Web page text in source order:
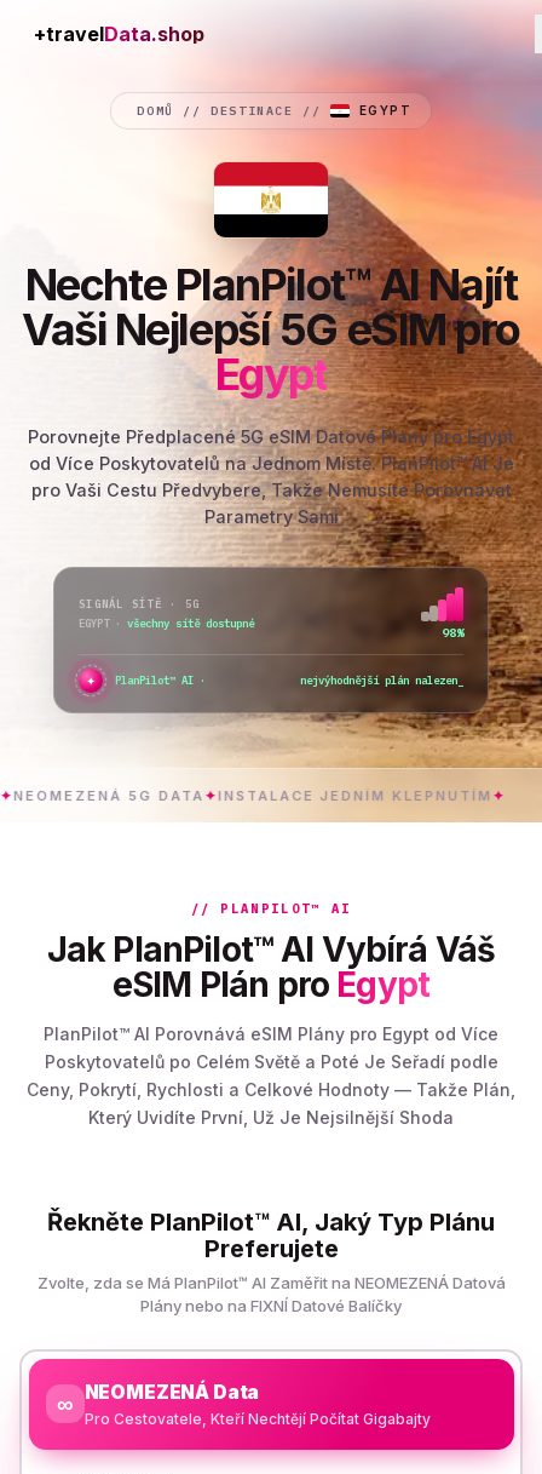
+travelConnection
DOMŮ //DESTINACE // EGYPT
Nechte PlanPilot™ AI Najít
Vaši Nejlepší 5G eSIM pro
Egypt
Porovnejte Předplacené 5G eSIM Datové Plány pro Egypt
od Více Poskytovatelů na Jednom Místě. PlanPilot™ AI Je
pro Vaši Cestu Předvybere, Takže Nemusíte Porovnávat
Parametry Sami
SIGNÁL SÍTĚ · 5G
EGYPT· všechny sítě dostupné
98%
✦ ● PlanPilot™ AI · ověřuji
5G DATA✦INSTALACE JEDNÍM KLEPNUTÍM ✦
// PLANPILOT™ AI
Jak PlanPilot™ AI Vybírá Váš
eSIM Plán pro Egypt
PlanPilot™ AI Porovnává eSIM Plány pro Egypt od Více
Poskytovatelů po Celém Světě a Poté Je Seřadí podle
Ceny, Pokrytí, Rychlosti a Celkové Hodnoty — Takže Plán,
Který Uvidíte První, Už Je Nejsilnější Shoda
Řekněte PlanPilot™ AI, Jaký Typ Plánu
Preferujete
Zvolte, zda se Má PlanPilot™ AI Zaměřit na NEOMEZENÁ Datová
Plány nebo na FIXNÍ Datové Balíčky
∞ NEOMEZENÁ Data
Pro Cestovatele, Kteří Nechtějí Počítat Gigabajty